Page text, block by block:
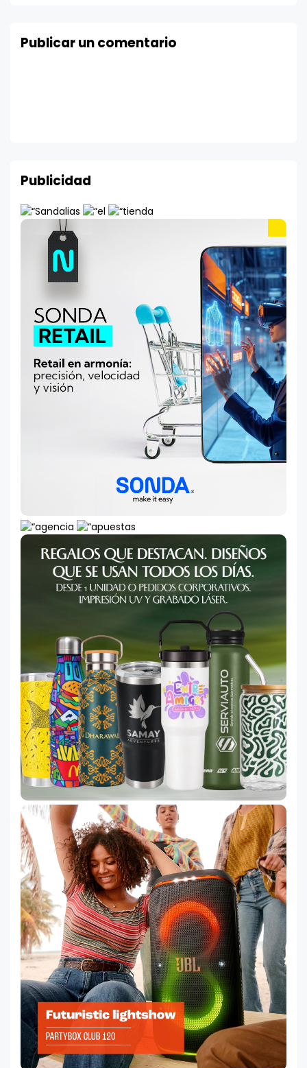
Publicar un comentario
Publicidad